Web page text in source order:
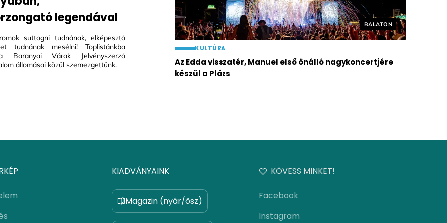
legendával
suttogni tudnának, elképesztő
tudnának mesélni! Toplistánkba
Baranyai Várak Jelvényszerző
állomásai közül szemezgettünk.
Helyszín címkék:
BALATON
KULTÚRA
Az Edda visszatér, Manuel első önálló nagykoncertjére
készül a Plázs
KIADVÁNYAINK
Magazin (nyár/ősz)
KÖVESS MINKET!
Facebook
Instagram